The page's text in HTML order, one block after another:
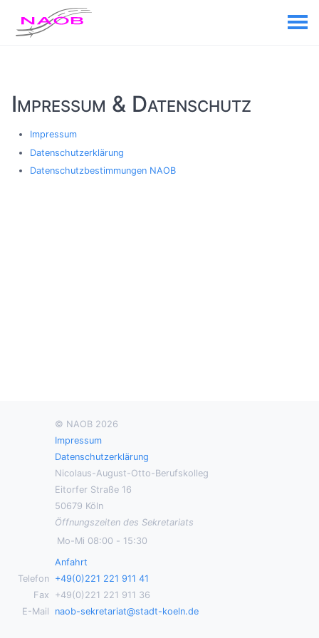
Impressum & Datenschutz
Impressum
Datenschutzerklärung
Datenschutzbestimmungen NAOB
© NAOB 2026
Impressum
Datenschutzerklärung
Nicolaus-August-Otto-Berufskolleg
Eitorfer Straße 16
50679 Köln
Öffnungszeiten des Sekretariats
Mo-Mi 08:00 - 15:30
Anfahrt
Telefon +49(0)221 221 911 41
Fax
+49(0)221 221 911 36
E-Mail
naob-sekretariat@stadt-koeln.de